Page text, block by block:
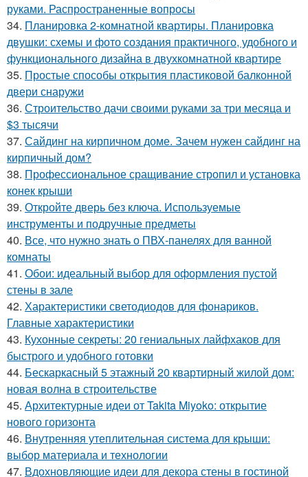
руками. Распространенные вопросы
34. Планировка 2-комнатной квартиры. Планировка
двушки: схемы и фото создания практичного, удобного и
функционального дизайна в двухкомнатной квартире
35. Простые способы открытия пластиковой балконной
двери снаружи
36. Строительство дачи своими руками за три месяца и
$3 тысячи
37. Сайдинг на кирпичном доме. Зачем нужен сайдинг на
кирпичный дом?
38. Профессиональное сращивание стропил и установка
конек крыши
39. Откройте дверь без ключа. Используемые
инструменты и подручные предметы
40. Все, что нужно знать о ПВХ-панелях для ванной
комнаты
41. Обои: идеальный выбор для оформления пустой
стены в зале
42. Характеристики светодиодов для фонариков.
Главные характеристики
43. Кухонные секреты: 20 гениальных лайфхаков для
быстрого и удобного готовки
44. Бескаркасный 5 этажный 20 квартирный жилой дом:
новая волна в строительстве
45. Архитектурные идеи от Takita Miyoko: открытие
нового горизонта
46. Внутренняя утеплительная система для крыши:
выбор материала и технологии
47. Вдохновляющие идеи для декора стены в гостиной